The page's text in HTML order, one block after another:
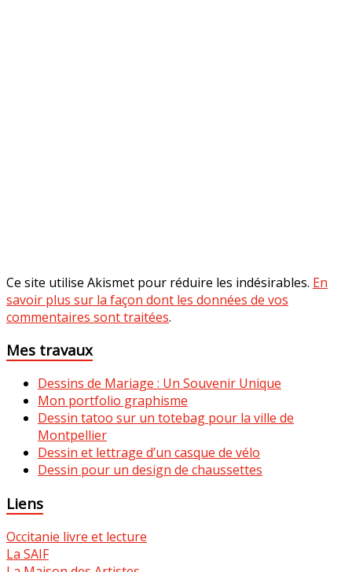
Ce site utilise Akismet pour réduire les indésirables. En
savoir plus sur la façon dont les données de vos
commentaires sont traitées.
Mes travaux
Dessins de Mariage : Un Souvenir Unique
Mon portfolio graphisme
Dessin tatoo sur un totebag pour la ville de
Montpellier
Dessin et lettrage d’un casque de vélo
Dessin pour un design de chaussettes
Liens
Occitanie livre et lecture
La SAIF